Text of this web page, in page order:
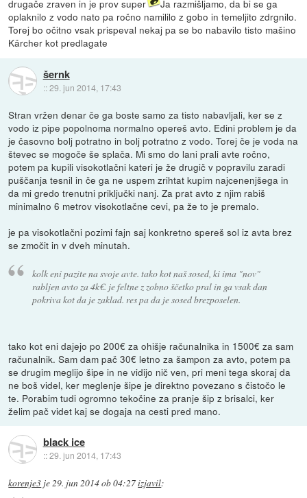
drugače zraven in je prov super
Ja razmišljamo, da bi se ga
oplaknilo z vodo nato pa ročno namililo z gobo in temeljito zdrgnilo.
Torej bo očitno vsak prispeval nekaj pa se bo nabavilo tisto mašino
Kärcher kot predlagate
šernk
::29. jun 2014, 17:43
Stran vržen denar če ga boste samo za tisto nabavljali, ker se z
vodo iz pipe popolnoma normalno opereš avto. Edini problem je da
je časovno bolj potratno in bolj potratno z vodo. Torej če je voda na
števec se mogoče še splača. Mi smo do lani prali avte ročno,
potem pa kupili visokotlačni kateri je že drugič v popravilu zaradi
puščanja tesnil in če ga ne uspem zrihtat kupim najcenenjšega in
da mi gredo trenutni priključki nanj. Za prat avto z njim rabiš
minimalno 6 metrov visokotlačne cevi, pa že to je premalo.
je pa visokotlačni pozimi fajn saj konkretno spereš sol iz avta brez
se zmočit in v dveh minutah.
kolk eni pazite na svoje avte. tako kot naš sosed, ki ima "nov"
rabljen avto za 4k€. je feltne z zobno ščetko pral in ga vsak dan
pokriva kot da je zaklad. res pa da je sosed brezposelen.
tako kot eni dajejo po 200€ za ohišje računalnika in 1500€ za sam
računalnik. Sam dam pač 30€ letno za šampon za avto, potem pa
se drugim meglijo šipe in ne vidijo nič ven, pri meni tega skoraj da
ne boš videl, ker meglenje šipe je direktno povezano s čistočo le
te. Porabim tudi ogromno tekočine za pranje šip z brisalci, ker
želim pač videt kaj se dogaja na cesti pred mano.
black ice
::29. jun 2014, 17:43
korenje3 je29. jun 2014 ob 04:27izjavil: